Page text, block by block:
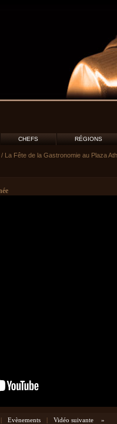
CHEFS RÉGIONS
/ La Fête de la Gastronomie au Plaza
| Evènements | Vidéo suivante »